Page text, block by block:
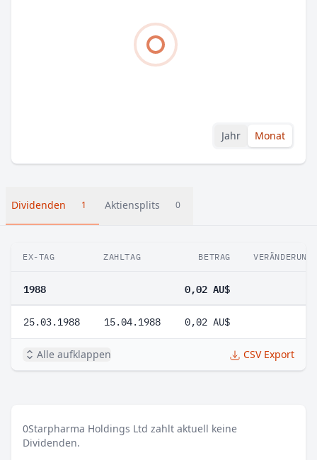
Jahr Monat
Dividenden 1 Aktiensplits 0
EX-TAG ZAHLTAG BETRAG VERÄNDERUNG
1988 0,02 AU$
25.03.1988 15.04.1988 0,02 AU$
Alle aufklappen CSV Export
0Starpharma Holdings Ltd zahlt aktuell keine
Dividenden.